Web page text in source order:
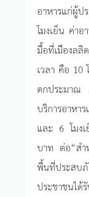
อาหารแก่ผู้
โมงเย็น ค่า
มื้อที่เมืองล
เวลา คือ 10
ตกประมาณ
บริการอาหา
และ 6 โมง
บาท ต่อ“สำ
พื้นที่ประสบภั
ประชาชนได้